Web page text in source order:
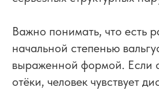
Важно понимать, что есть
начальной степенью
выраженной формой. Если
отёки, человек чувствует